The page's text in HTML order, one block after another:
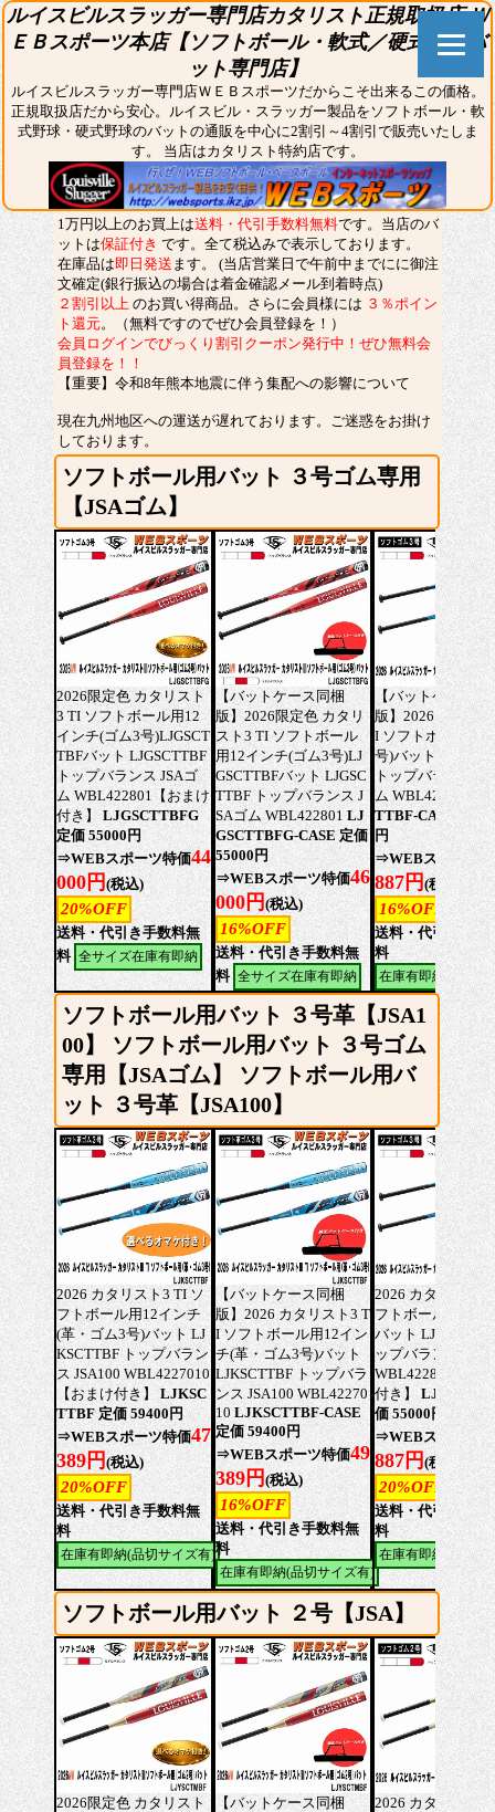
ルイスビルスラッガー専門店カタリスト正規取扱店 Ｗ
ＥＢスポーツ本店【ソフトボール・軟式／硬式野球バ
ット専門店】
ルイスビルスラッガー専門店ＷＥＢスポーツだからこそ出来るこの価格。
正規取扱店だから安心。ルイスビル・スラッガー製品をソフトボール・軟
式野球・硬式野球のバットの通販を中心に2割引～4割引で販売いたしま
す。 当店はカタリスト特約店です。
1万円以上のお買上は送料・代引手数料無料です。当店のバ
ットは保証付き です。全て税込みで表示しております。
在庫品は即日発送 ます。 (当店営業日で午前中までにに御注
文確定(銀行振込の場合は着金確認メール到着時点)
２割引以上 のお買い得商品。さらに会員様には ３％ポイン
ト還元。
（無料ですのでぜひ会員登録を！）
会員ログインでびっくり割引クーポン発行中！ぜひ無料会
員登録を！！
【重要】令和8年熊本地震に伴う集配への影響について
現在九州地区への運送が遅れております。ご迷惑をお掛け
しております。
ソフトボール用バット ３号ゴム専用
【JSAゴム】
2026限定色 カタリスト
3 TI ソフトボール用12
インチ(ゴム3号)LJGSCT
TBFバット LJGSCTTBF
トップバランス JSAゴ
ム WBL422801【おまけ
付き】 LJGSCTTBFG
定価 55000円
⇒WEBスポーツ特価44
000円(税込)
20%OFF
送料・代引き手数料無
料 全サイズ在庫有即納
【バットケース同梱
版】2026限定色 カタリ
スト3 TI ソフトボール
用12インチ(ゴム3号)LJ
GSCTTBFバット LJGSC
TTBF トップバランス J
SAゴム WBL422801LJ
GSCTTBFG-CASE 定価
55000円
⇒WEBスポーツ特価46
000円 (税込)
16%OFF
送料・代引き手数料無
料 全サイズ在庫有即納
【バットケース同
版】2026 カタリ
I ソフトボール用(
号)バット
トップバランス
ム WBL4228010
TTBF-CASE 定価
円
⇒WEBスポーツ
887円 (税込)
16%OFF
送料・代引き手数
料
在庫有即納(品切サ
ソフトボール用バット ３号革【JSA1
00】 ソフトボール用バット ３号ゴム
専用【JSAゴム】 ソフトボール用バ
ット ３号革【JSA100】
2026 カタリスト3 TI ソ
フトボール用12インチ
(革・ゴム3号)バット LJ
KSCTTBF トップバラン
ス JSA100 WBL4227010
【おまけ付き】LJKSC
TTBF 定価 59400円
⇒WEBスポーツ特価47
389円 (税込)
20%OFF
送料・代引き手数料無
料
在庫有即納(品切サイズ有)
【バットケース同梱
版】2026 カタリスト3 T
I ソフトボール用12イン
チ(革・ゴム3号)バット
LJKSCTTBF トップバラ
ンス JSA100 WBL42270
10 LJKSCTTBF-CASE
定価 59400円
⇒WEBスポーツ特価49
389円 (税込)
16%OFF
送料・代引き手数料無
料
在庫有即納(品切サイズ有)
2026 カタリスト3
フトボール用(ゴ
バット
ップバランス JSA
WBL4228010【お
付き】
価 55000円
⇒WEBスポーツ
887円 (税込)
20%OFF
送料・代引き手数
料
在庫有即納(品切サ
ソフトボール用バット ２号【JSA】
2026限定色 カタリスト
【バットケース同梱
2026 カタリスト3